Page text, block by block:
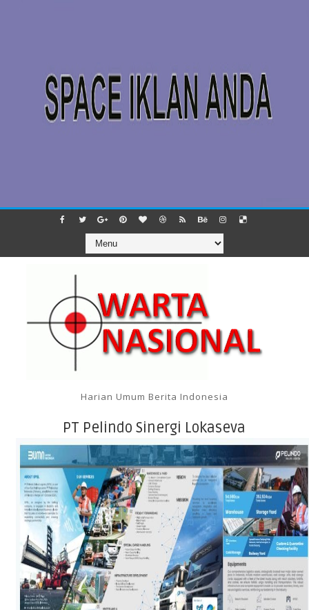
Harian Umum Berita Indonesia
PT Pelindo Sinergi Lokaseva